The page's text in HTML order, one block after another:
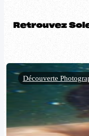
Retrouvez
Découverte